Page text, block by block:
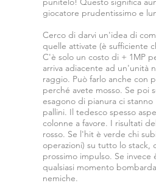
giocatore prudentissimo e
Cerco di darvi un'idea di
quelle attivate (è sufficiente
C'è solo un costo di + 1MP
arriva adiacente ad un'unità
raggio. Può farlo anche con
perché avete mosso. Se poi
esagono di pianura ci
pallini. Il tedesco spesso
colonne a favore. I risultati
rosso. Se l'hit è verde chi
operazioni) su tutto lo stack,
prossimo impulso. Se
qualsiasi momento
nemiche.